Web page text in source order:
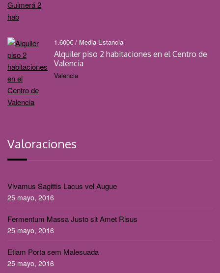
1.600€ / Media Estancia
Alquiler piso 2 habitaciones en el Centro de
Valencia
Valencia
Valoraciones
Vivamus Sagittis Lacus vel Augue
25 mayo, 2016
Fermentum Massa Justo sit Amet Risus
25 mayo, 2016
Etiam Porta sem Malesuada
25 mayo, 2016